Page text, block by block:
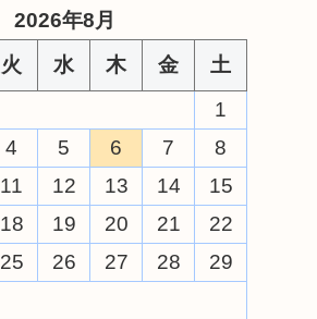
2026年8月
火 水 木 金
土
1
4 5 6 7
8
11 12 13 14
15
18 19 20 21
22
25 26 27 28
29